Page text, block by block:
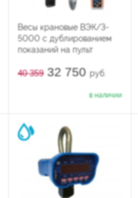
Весы крановые ВЭК/3-
5000 с дублированием
показаний на пульт
40 35932 750 руб.
в наличии